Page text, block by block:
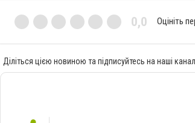
0,0 Оцініть
Діліться цією новиною та підписуйтесь на наші